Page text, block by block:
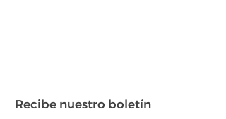
Recibe nuestro boletín